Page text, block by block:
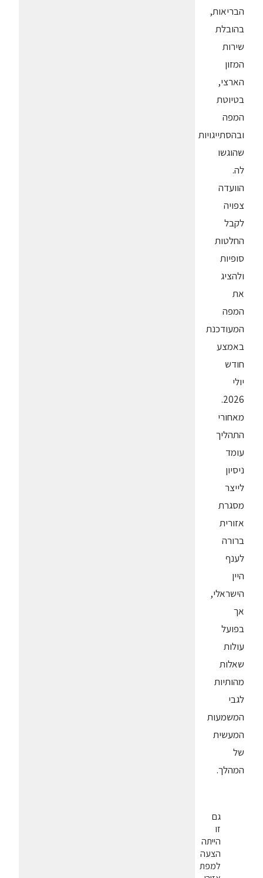
הבריאות,
בהובלת
שירות
המזון
הארצי,
בטיוטת
המפה
ובהסתייגויות
שהוגשו
לה.
הוועדה
צפויה
לקבל
החלטות
סופיות
ולהציג
את
המפה
המעודכנת
באמצע
חודש
יולי
2026.
מאחורי
התהליך
עומד
ניסיון
לייצר
מסגרת
אזורית
ברורה
לענף
היין
הישראלי,
אך
בפועל
עולות
שאלות
מהותיות
לגבי
המשמעות
המעשית
של
המהלך.
גם
זו
הייתה
הצעה
למפת